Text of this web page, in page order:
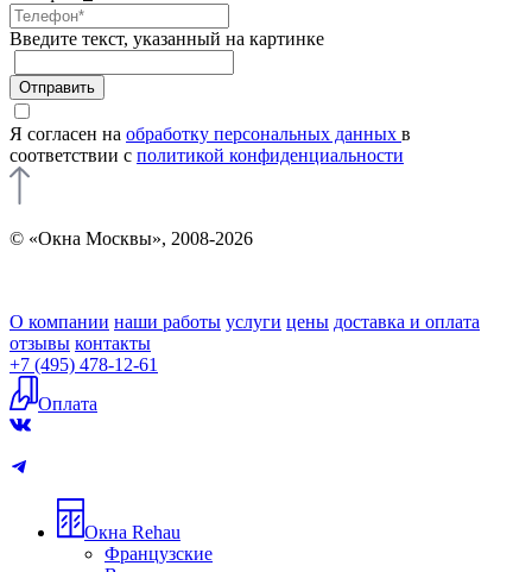
Введите текcт, указанный на картинке
Отправить
Я согласен на обработку персональных данных в
соответствии с политикой конфиденциальности
© «Окна Москвы», 2008-2026
О компании наши работы услуги цены доставка и оплата
отзывы контакты
+7 (495) 478-12-61
Оплата
Окна Rehau
Французские